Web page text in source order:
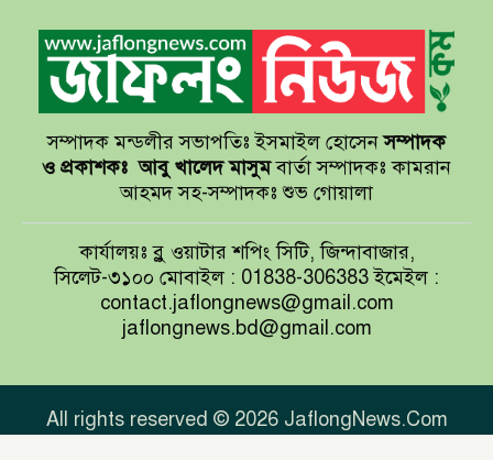
সেন্টমার্টিনের সব হোটেল-মোটেল-
রিসোর্টকে আশ্রয়কেন্দ্র ঘোষণা
বাখমুত পুনরুদ্ধারের দাবি ইউক্রেনের
আয়ারল্যান্ডের রানের পাহাড় টপকে
টাইগারদের জয়
সুখবর দিলেন জয়া আহসান
সম্পাদক মন্ডলীর সভাপতিঃ ইসমাইল হোসেনসম্পাদক
ও প্রকাশকঃ আবু খালেদ মাসুমবার্তা সম্পাদকঃ কামরান
আহমদ সহ-সম্পাদকঃ শুভ গোয়ালা
কার্যালয়ঃ ব্লু ওয়াটার শপিং সিটি, জিন্দাবাজার,
সিলেট-৩১০০ মোবাইল : 01838-306383 ইমেইল :
contact.jaflongnews@gmail.com
jaflongnews.bd@gmail.com
All rights reserved © 2026 JaflongNews.Com